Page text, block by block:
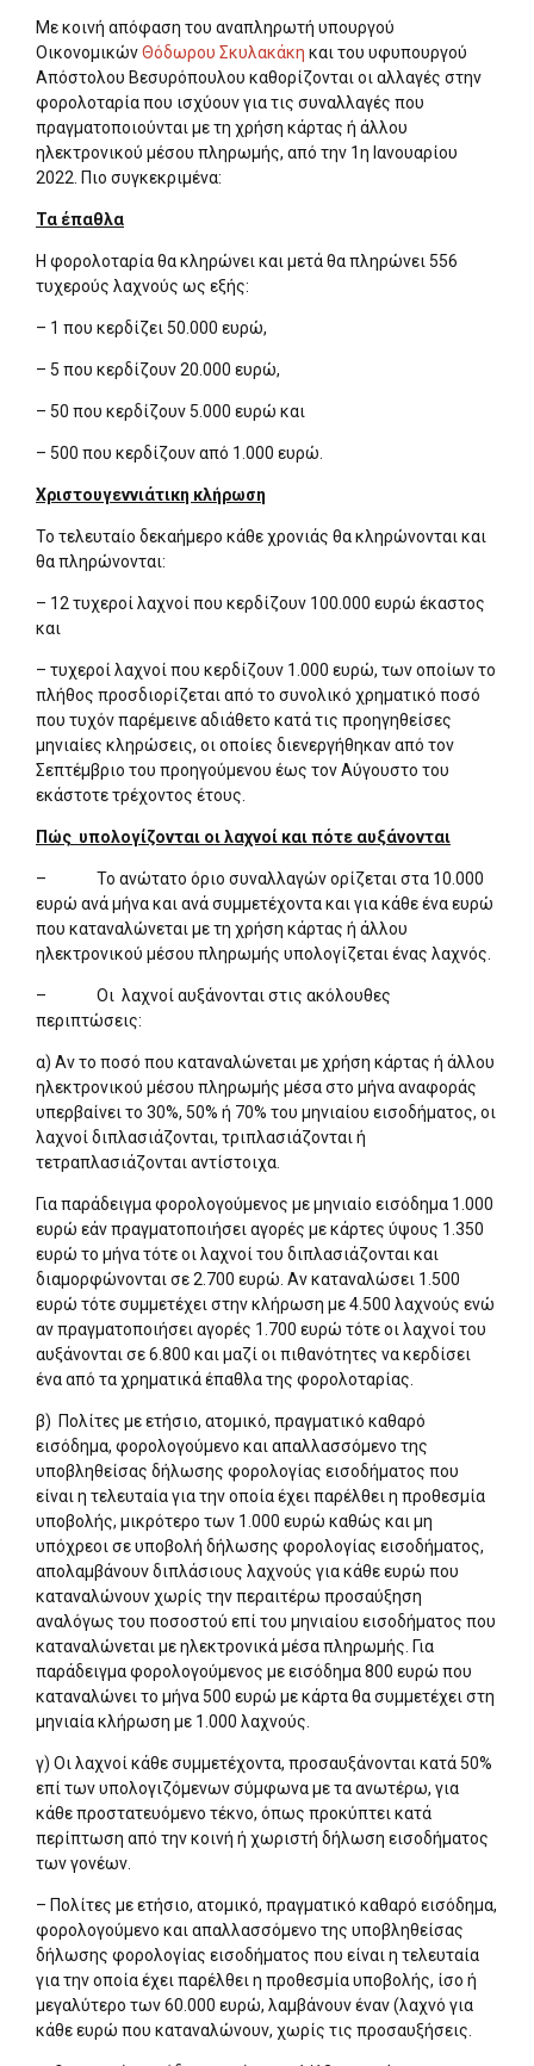
Με κοινή απόφαση του αναπληρωτή υπουργού
ΟικονομικώνΘόδωρου Σκυλακάκη και του υφυπουργού
Απόστολου Βεσυρόπουλου καθορίζονται οι αλλαγές στην
φορολοταρία που ισχύουν για τις συναλλαγές που
πραγματοποιούνται με τη χρήση κάρτας ή άλλου
ηλεκτρονικού μέσου πληρωμής, από την 1η Ιανουαρίου
2022. Πιο συγκεκριμένα:
Τα έπαθλα
Η φορολοταρία θα κληρώνει και μετά θα πληρώνει 556
τυχερούς λαχνούς ως εξής:
– 1 που κερδίζει 50.000 ευρώ,
– 5 που κερδίζουν 20.000 ευρώ,
– 50 που κερδίζουν 5.000 ευρώ και
– 500 που κερδίζουν από 1.000 ευρώ.
Χριστουγεννιάτικη κλήρωση
Το τελευταίο δεκαήμερο κάθε χρονιάς θα κληρώνονται και
θα πληρώνονται:
– 12 τυχεροί λαχνοί που κερδίζουν 100.000 ευρώ έκαστος
και
– τυχεροί λαχνοί που κερδίζουν 1.000 ευρώ, των οποίων το
πλήθος προσδιορίζεται από το συνολικό χρηματικό ποσό
που τυχόν παρέμεινε αδιάθετο κατά τις προηγηθείσες
μηνιαίες κληρώσεις, οι οποίες διενεργήθηκαν από τον
Σεπτέμβριο του προηγούμενου έως τον Αύγουστο του
εκάστοτε τρέχοντος έτους.
Πώς υπολογίζονται οι λαχνοί και πότε αυξάνονται
– Το ανώτατο όριο συναλλαγών ορίζεται στα 10.000
ευρώ ανά μήνα και ανά συμμετέχοντα και για κάθε ένα ευρώ
που καταναλώνεται με τη χρήση κάρτας ή άλλου
ηλεκτρονικού μέσου πληρωμής υπολογίζεται ένας λαχνός.
– Οι λαχνοί αυξάνονται στις ακόλουθες
περιπτώσεις:
α) Αν το ποσό που καταναλώνεται με χρήση κάρτας ή άλλου
ηλεκτρονικού μέσου πληρωμής μέσα στο μήνα αναφοράς
υπερβαίνει το 30%, 50% ή 70% του μηνιαίου εισοδήματος, οι
λαχνοί διπλασιάζονται, τριπλασιάζονται ή
τετραπλασιάζονται αντίστοιχα.
Για παράδειγμα φορολογούμενος με μηνιαίο εισόδημα 1.000
ευρώ εάν πραγματοποιήσει αγορές με κάρτες ύψους 1.350
ευρώ το μήνα τότε οι λαχνοί του διπλασιάζονται και
διαμορφώνονται σε 2.700 ευρώ. Αν καταναλώσει 1.500
ευρώ τότε συμμετέχει στην κλήρωση με 4.500 λαχνούς ενώ
αν πραγματοποιήσει αγορές 1.700 ευρώ τότε οι λαχνοί του
αυξάνονται σε 6.800 και μαζί οι πιθανότητες να κερδίσει
ένα από τα χρηματικά έπαθλα της φορολοταρίας.
β) Πολίτες με ετήσιο, ατομικό, πραγματικό καθαρό
εισόδημα, φορολογούμενο και απαλλασσόμενο της
υποβληθείσας δήλωσης φορολογίας εισοδήματος που
είναι η τελευταία για την οποία έχει παρέλθει η προθεσμία
υποβολής, μικρότερο των 1.000 ευρώ καθώς και μη
υπόχρεοι σε υποβολή δήλωσης φορολογίας εισοδήματος,
απολαμβάνουν διπλάσιους λαχνούς για κάθε ευρώ που
καταναλώνουν χωρίς την περαιτέρω προσαύξηση
αναλόγως του ποσοστού επί του μηνιαίου εισοδήματος που
καταναλώνεται με ηλεκτρονικά μέσα πληρωμής. Για
παράδειγμα φορολογούμενος με εισόδημα 800 ευρώ που
καταναλώνει το μήνα 500 ευρώ με κάρτα θα συμμετέχει στη
μηνιαία κλήρωση με 1.000 λαχνούς.
γ) Οι λαχνοί κάθε συμμετέχοντα, προσαυξάνονται κατά 50%
επί των υπολογιζόμενων σύμφωνα με τα ανωτέρω, για
κάθε προστατευόμενο τέκνο, όπως προκύπτει κατά
περίπτωση από την κοινή ή χωριστή δήλωση εισοδήματος
των γονέων.
– Πολίτες με ετήσιο, ατομικό, πραγματικό καθαρό εισόδημα,
φορολογούμενο και απαλλασσόμενο της υποβληθείσας
δήλωσης φορολογίας εισοδήματος που είναι η τελευταία
για την οποία έχει παρέλθει η προθεσμία υποβολής, ίσο ή
μεγαλύτερο των 60.000 ευρώ, λαμβάνουν έναν (λαχνό για
κάθε ευρώ που καταναλώνουν, χωρίς τις προσαυξήσεις.